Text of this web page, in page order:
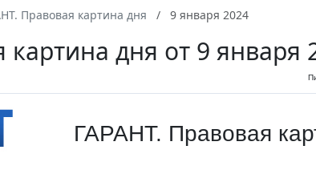
Правовая картина дня 9 января 2024
дня от 9 января
ГАРАНТ. Правовая